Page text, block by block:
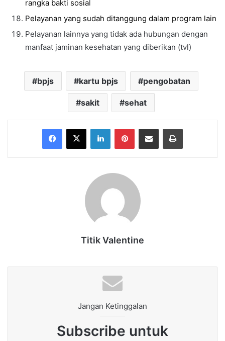
rangka bakti sosia
Pelayanan yang sudah ditanggung dalam program lain
Pelayanan lainnya yang tidak ada hubungan dengan
manfaat jaminan kesehatan yang diberikan (tvl)
bpjs kartu bpjs pengobatan
sakit sehat
Facebook
X LinkedInPinterestShare via Email Print
Titik Valentine
Jangan Ketinggalan
Subscribe untuk